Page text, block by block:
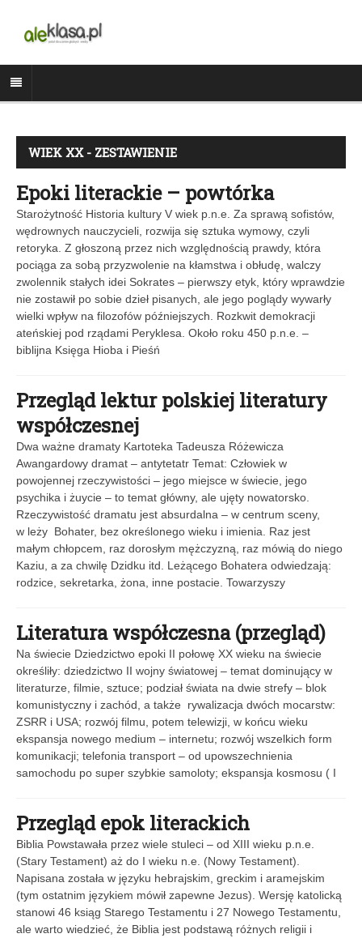
WIEK XX - ZESTAWIENIE
Epoki literackie – powtórka
Starożytność Historia kultury V wiek p.n.e. Za sprawą sofistów,
wędrownych nauczycieli, rozwija się sztuka wymowy, czyli
retoryka. Z głoszoną przez nich względnością prawdy, która
pociąga za sobą przyzwolenie na kłamstwa i obłudę, walczy
zwolennik stałych idei Sokrates – pierwszy etyk, który wprawdzie
nie zostawił po sobie dzieł pisanych, ale jego poglądy wywarły
wielki wpływ na filozofów późniejszych. Rozkwit demokracji
ateńskiej pod rządami Peryklesa. Około roku 450 p.n.e. –
biblijna Księga Hioba i Pieśń
Przegląd lektur polskiej literatury
współczesnej
Dwa ważne dramaty Kartoteka Tadeusza Różewicza
Awangardowy dramat – antytetatr Temat: Człowiek w
powojennej rzeczywistości – jego miejsce w świecie, jego
psychika i żuycie – to temat główny, ale ujęty nowatorsko.
Rzeczywistość dramatu jest absurdalna – w centrum sceny,
w leży Bohater, bez określonego wieku i imienia. Raz jest
małym chłopcem, raz dorosłym mężczyzną, raz mówią do niego
Kaziu, a za chwilę Dzidku itd. Leżącego Bohatera odwiedzają:
rodzice, sekretarka, żona, inne postacie. Towarzyszy
Literatura współczesna (przegląd)
Na świecie Dziedzictwo epoki II połowę XX wieku na świecie
określiły: dziedzictwo II wojny światowej – temat dominujący w
literaturze, filmie, sztuce; podział świata na dwie strefy – blok
komunistyczny i zachód, a także rywalizacja dwóch mocarstw:
ZSRR i USA; rozwój filmu, potem telewizji, w końcu wieku
ekspansja nowego medium – internetu; rozwój wszelkich form
komunikacji; telefonia transport – od upowszechnienia
samochodu po super szybkie samoloty; ekspansja kosmosu ( I
Przegląd epok literackich
Biblia Powstawała przez wiele stuleci – od XIII wieku p.n.e.
(Stary Testament) aż do I wieku n.e. (Nowy Testament).
Napisana została w języku hebrajskim, greckim i aramejskim
(tym ostatnim językiem mówił zapewne Jezus). Wersję katolicką
stanowi 46 ksiąg Starego Testamentu i 27 Nowego Testamentu,
ale warto wiedzieć, że Biblia jest podstawą różnych religii i